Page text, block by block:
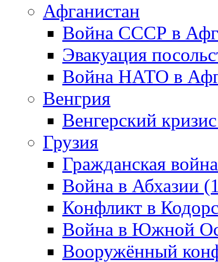
Афганистан
Война СССР в
Эвакуация
Война НАТО в
Венгрия
Венгерский
Грузия
Гражданская
Война в Абхазии
Конфликт в
Война в Южной
Вооружённый